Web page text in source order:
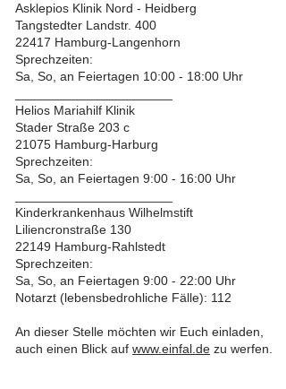
Asklepios Klinik Nord - Heidberg
Tangstedter Landstr. 400
22417 Hamburg-Langenhorn
Sprechzeiten:
Sa, So, an Feiertagen 10:00 - 18:00 Uhr
Helios Mariahilf Klinik
Stader Straße 203 c
21075 Hamburg-Harburg
Sprechzeiten:
Sa, So, an Feiertagen 9:00 - 16:00 Uhr
Kinderkrankenhaus Wilhelmstift
Liliencronstraße 130
22149 Hamburg-Rahlstedt
Sprechzeiten:
Sa, So, an Feiertagen 9:00 - 22:00 Uhr
Notarzt (lebensbedrohliche Fälle): 112
An dieser Stelle möchten wir Euch einladen,
auch einen Blick auf www.einfal.de zu werfen.